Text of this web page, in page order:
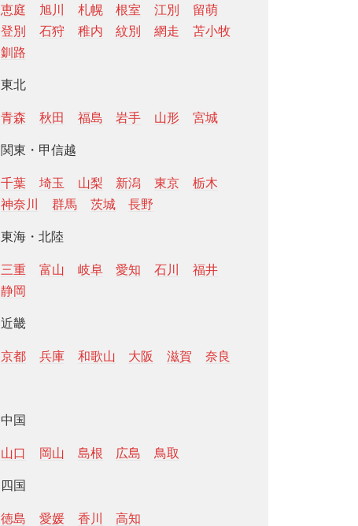
恵庭
旭川 札幌 根室 江別
留萌
登別
石狩 稚内 紋別 網走
苫小牧
釧路
東北
青森 秋田 福島 岩手 山形 宮城
関東・甲信越
千葉 埼玉 山梨 新潟 東京
栃木
神奈川
群馬 茨城 長野
東海・北陸
三重 富山 岐阜 愛知 石川
福井
静岡
近畿
京都 兵庫 和歌山 大阪 滋賀 奈良
中国
山口 岡山 島根 広島 鳥取
四国
徳島 愛媛 香川 高知